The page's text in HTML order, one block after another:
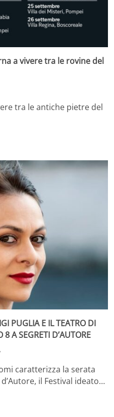
a vivere tra le rovine del
tra le antiche pietre del
PUGLIA E IL TEATRO DI
8 A SEGRETI D’AUTORE
caratterizza la serata
il Festival ideato…